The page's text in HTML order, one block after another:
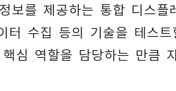
보를 제공하는 통합 디스
터 수집 등의 기술을 테스
심 역할을 담당하는 만큼